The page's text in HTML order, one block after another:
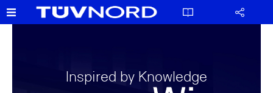
Inspired by Knowledge